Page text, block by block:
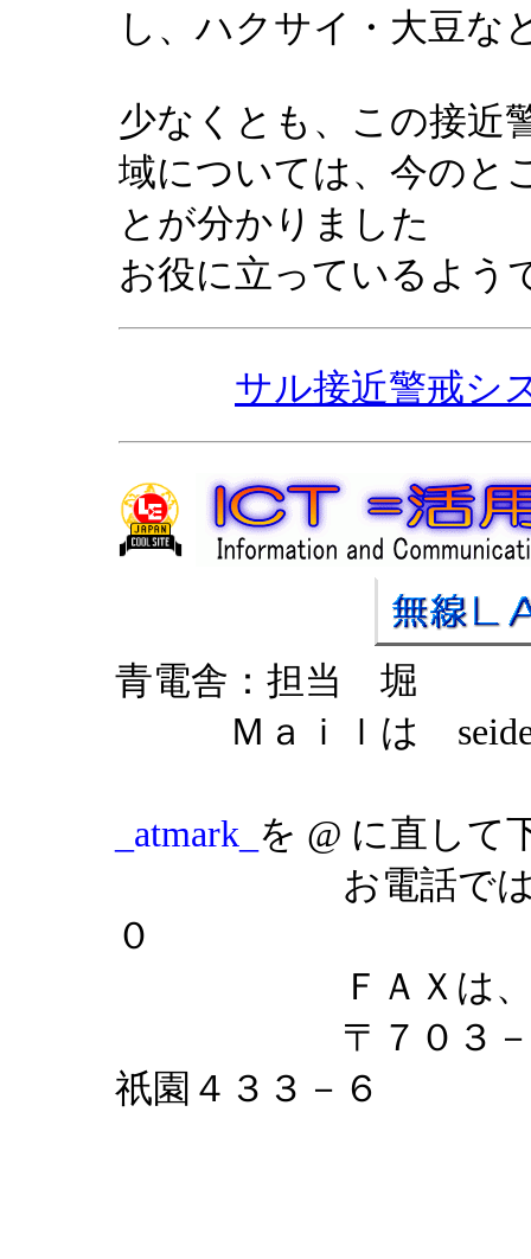
し、ハクサイ・大豆な
少なくとも、この接近
域については、今のと
とが分かりました
お役に立っているよう
サル接近警戒
青電舎：担当 堀
Ｍａｉｌは
_atmark_ を @ に直して
お電話では、（
０
ＦＡＸは、０１
〒７０３－８２
祇園４３３－６